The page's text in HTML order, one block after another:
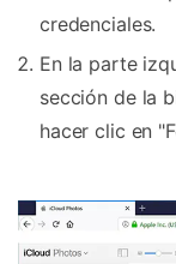
credenciales.
En la parte
sección de la
hacer clic en